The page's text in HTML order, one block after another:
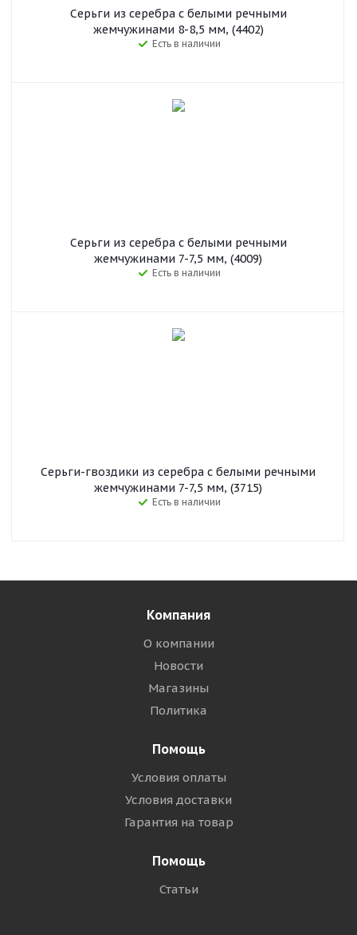
Серьги из серебра с белыми речными
жемчужинами 8-8,5 мм, (4402)
Есть в наличии
Серьги из серебра c белыми речными
жемчужинами 7-7,5 мм, (4009)
Есть в наличии
Серьги-гвоздики из серебра c белыми речными
жемчужинами 7-7,5 мм, (3715)
Есть в наличии
Компания
О компании
Новости
Магазины
Политика
Помощь
Условия оплаты
Условия доставки
Гарантия на товар
Помощь
Статьи